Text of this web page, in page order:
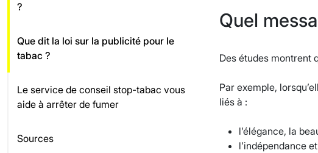
?
Que dit la loi sur la publicité pour le
tabac ?
Le service de conseil stop-tabac vous
aide à arrêter de fumer
Sources
Quel
Des études montrent
Par exemple,
liés à :
l’élégance, la
l’indépendance